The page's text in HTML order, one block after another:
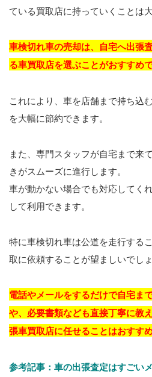
ている買取店に持っていくことは大
車検切れ車の売却は、自宅へ出張
る車買取店を選ぶことがおすすめで
これにより、車を店舗まで持ち込
を大幅に節約できます。
また、専門スタッフが自宅まで来
きがスムーズに進行します。
車が動かない場合でも対応してく
して利用できます。
特に車検切れ車は公道を走行する
取に依頼することが望ましいでしょ
電話やメールをするだけで自宅ま
や、必要書類なども直接丁寧に教
張車買取店に任せることはおすす
参考記事：車の出張査定はすごい